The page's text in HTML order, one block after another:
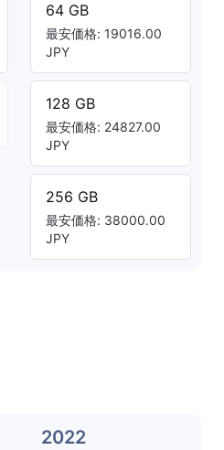
64 GB
最安価格: 19016.00
JPY
128 GB
最安価格: 24827.00
JPY
256 GB
最安価格: 38000.00
JPY
2022